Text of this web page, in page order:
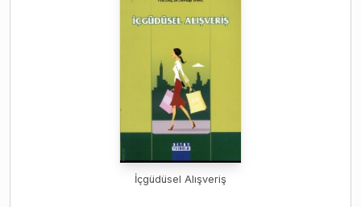
İçgüdüsel Alışveriş